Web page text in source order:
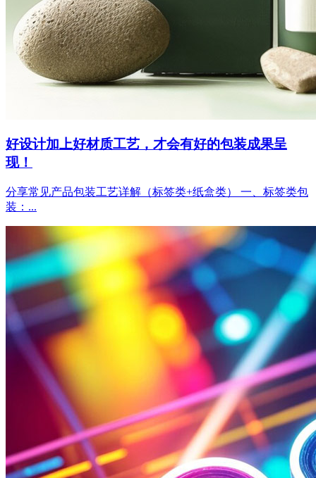
好设计加上好材质工艺，才会有好的包装成果呈
现！
分享常见产品包装工艺详解（标签类+纸盒类） 一、标签类包
装：...